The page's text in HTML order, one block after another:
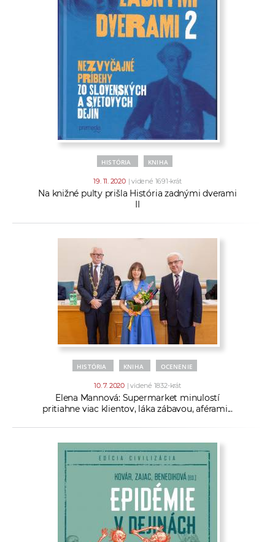
HISTÓRIA KNIHA
19. 11. 2020 | videné 1691-krát
Na knižné pulty prišla História zadnými dverami
II
HISTÓRIA KNIHA OCENENIE
10. 7. 2020 | videné 1832-krát
Elena Mannová: Supermarket minulostí
pritiahne viac klientov, láka zábavou, aférami...